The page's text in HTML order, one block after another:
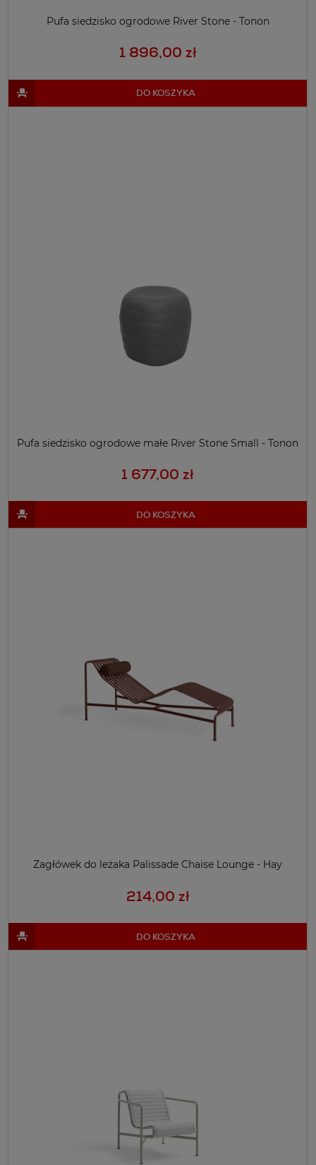
Pufa siedzisko ogrodowe River Stone - Tonon
1 896,00 zł
DO KOSZYKA
Pufa siedzisko ogrodowe małe River Stone Small - Tonon
1 677,00 zł
DO KOSZYKA
Zagłówek do leżaka Palissade Chaise Lounge - Hay
214,00 zł
DO KOSZYKA